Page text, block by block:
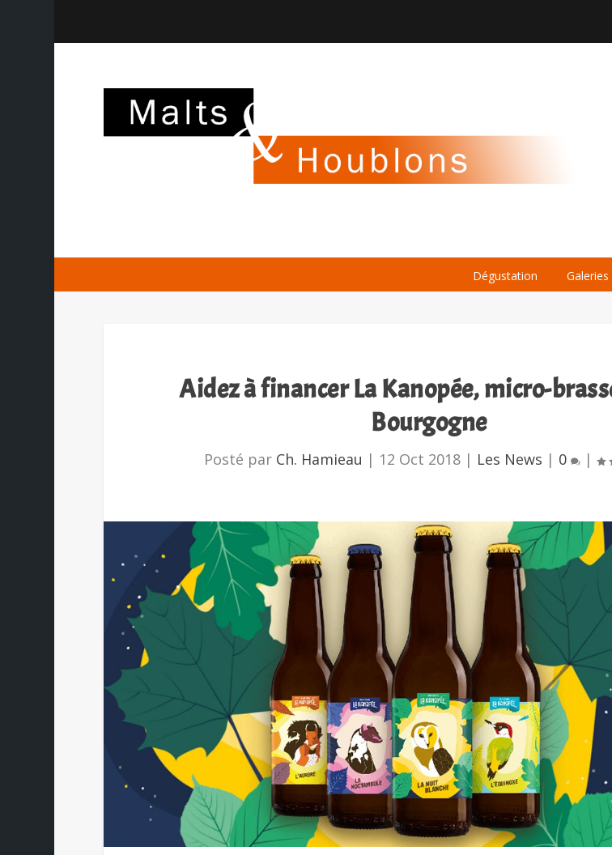
Dégustation
Aidez à financer La Kanopée, micro-
Bourgogne
Posté par Ch. Hamieau | 12 Oct 2018 | Les News | 0 |